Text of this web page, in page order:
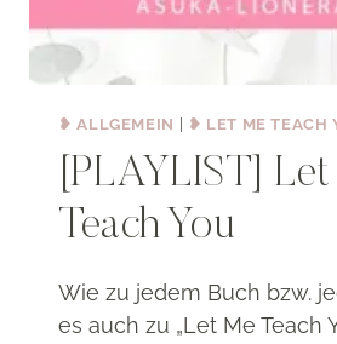
❥ ALLGEMEIN ❥ LET ME TEACH
[PLAYLIST]
Teach You
Wie zu jedem Buch bzw.
es auch zu „Let Me Teach